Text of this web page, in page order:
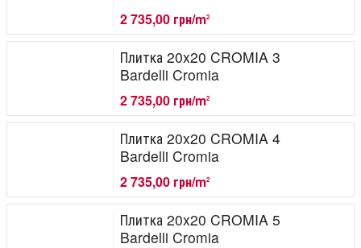
2 735,00 грн/m2
Плитка 20x20 CROMIA 3
Bardelli Cromia
2 735,00 грн/m2
Плитка 20x20 CROMIA 4
Bardelli Cromia
2 735,00 грн/m2
Плитка 20x20 CROMIA 5
Bardelli Cromia